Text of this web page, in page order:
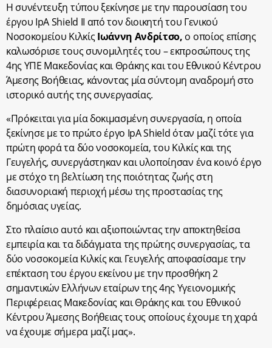
Η συνέντευξη τύπου ξεκίνησε με την παρουσίαση του
έργου IpA Shield II από τον διοικητή του Γενικού
Νοσοκομείου ΚιλκίςΙωάννη Ανδρίτσο, ο οποίος επίσης
καλωσόρισε τους συνομιλητές του – εκπροσώπους της
4ηςΥΠΕ Μακεδονίας και Θράκης και του Εθνικού Κέντρου
Άμεσης Βοήθειας, κάνοντας μία σύντομη αναδρομή στο
ιστορικό αυτής της συνεργασίας.
«Πρόκειται για μία δοκιμασμένη συνεργασία, η οποία
ξεκίνησε με το πρώτο έργο IpA Shield όταν μαζί τότε για
πρώτη φορά τα δύο νοσοκομεία, του Κιλκίς και της
Γευγελής, συνεργάστηκαν και υλοποίησαν ένα κοινό έργο
με στόχο τη βελτίωση της ποιότητας ζωής στη
διασυνοριακή περιοχή μέσω της προστασίας της
δημόσιας υγείας.
Στο πλαίσιο αυτό και αξιοποιώντας την αποκτηθείσα
εμπειρία και τα διδάγματα της πρώτης συνεργασίας, τα
δύο νοσοκομεία Κιλκίς και Γευγελής αποφασίσαμε την
επέκταση του έργου εκείνου με την προσθήκη 2
σημαντικών Ελλήνων εταίρων της 4ης Υγειονομικής
Περιφέρειας Μακεδονίας και Θράκης και του Εθνικού
Κέντρου Άμεσης Βοήθειας τους οποίους έχουμε τη χαρά
να έχουμε σήμερα μαζί μας».